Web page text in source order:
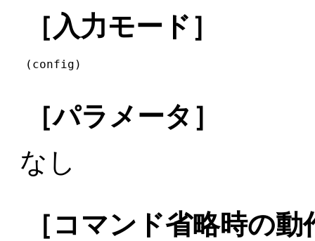
［入力モード］
(config)
［パラメータ］
なし
［コマンド省略時の動